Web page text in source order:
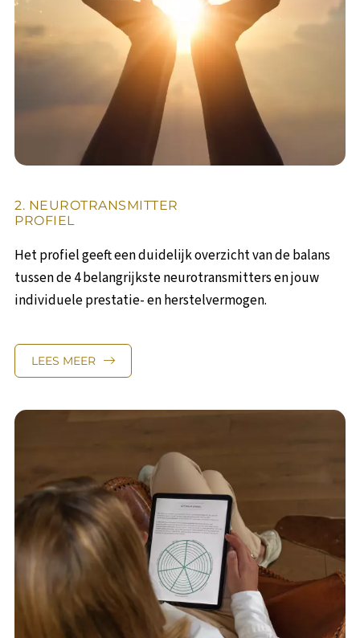
2. NEUROTRANSMITTER
PROFIEL
Het profiel geeft een duidelijk overzicht van de balans
tussen de 4 belangrijkste neurotransmitters en jouw
individuele prestatie- en herstelvermogen.
LEES MEER